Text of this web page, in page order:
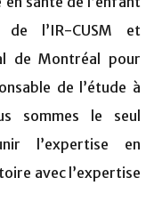
l’IR-CUSM et
de Montréal pour
de l’étude à
sommes le seul
l’expertise en
avec l’expertise